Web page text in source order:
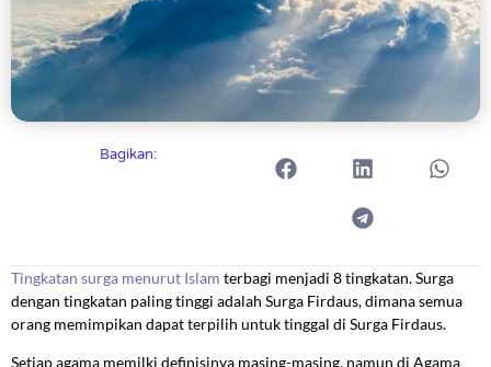
Bagikan:
Tingkatan surga menurut Islam terbagi menjadi 8 tingkatan. Surga
dengan tingkatan paling tinggi adalah Surga Firdaus, dimana semua
orang memimpikan dapat terpilih untuk tinggal di Surga Firdaus.
Setiap agama memilki definisinya masing-masing, namun di Agama